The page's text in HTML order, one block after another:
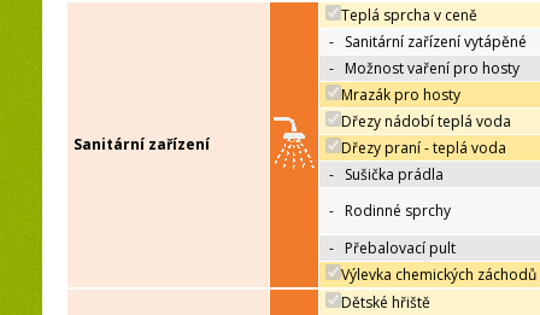
Sanitární zařízení
Teplá sprcha v ceně
- Sanitární zařízení vytápěné
- Možnost vaření pro hosty
Mrazák pro hosty
Dřezy nádobí teplá voda
Dřezy praní - teplá voda
- Sušička prádla
- Rodinné sprchy
- Přebalovací pult
Výlevka chemických záchodů
Dětské hřiště